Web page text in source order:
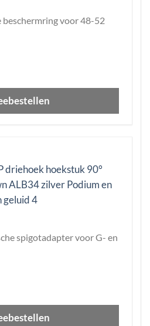
beschermring voor 48-52
spigotadapter voor G- en